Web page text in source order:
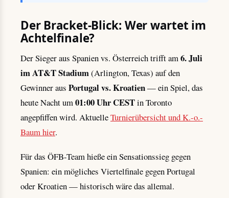
Der Bracket-Blick: Wer wartet im
Achtelfinale?
Der Sieger aus Spanien vs. Österreich trifft am6. Juli
im AT&T Stadium(Arlington, Texas) auf den
Gewinner aus Portugal vs. Kroatien— ein Spiel, das
heute Nacht um01:00 Uhr CESTin Toronto
angepfiffen wird. AktuelleTurnierübersicht und K.-o.-
Baum hier.
Für das ÖFB-Team hieße ein Sensationssieg gegen
Spanien: ein mögliches Viertelfinale gegen Portugal
oder Kroatien — historisch wäre das allemal.